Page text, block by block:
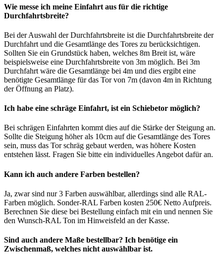
Wie messe ich meine Einfahrt aus für die richtige
Durchfahrtsbreite?
Bei der Auswahl der Durchfahrtsbreite ist die Durchfahrtsbreite der
Durchfahrt und die Gesamtlänge des Tores zu berücksichtigen.
Sollten Sie ein Grundstück haben, welches 8m Breit ist, wäre
beispielsweise eine Durchfahrtsbreite von 3m möglich. Bei 3m
Durchfahrt wäre die Gesamtlänge bei 4m und dies ergibt eine
benötigte Gesamtlänge für das Tor von 7m (davon 4m in Richtung
der Öffnung an Platz).
Ich habe eine schräge Einfahrt, ist ein Schiebetor möglich?
Bei schrägen Einfahrten kommt dies auf die Stärke der Steigung an.
Sollte die Steigung höher als 10cm auf die Gesamtlänge des Tores
sein, muss das Tor schräg gebaut werden, was höhere Kosten
entstehen lässt. Fragen Sie bitte ein individuelles Angebot dafür an.
Kann ich auch andere Farben bestellen?
Ja, zwar sind nur 3 Farben auswählbar, allerdings sind alle RAL-
Farben möglich. Sonder-RAL Farben kosten 250€ Netto Aufpreis.
Berechnen Sie diese bei Bestellung einfach mit ein und nennen Sie
den Wunsch-RAL Ton im Hinweisfeld an der Kasse.
Sind auch andere Maße bestellbar? Ich benötige ein
Zwischenmaß, welches nicht auswählbar ist.